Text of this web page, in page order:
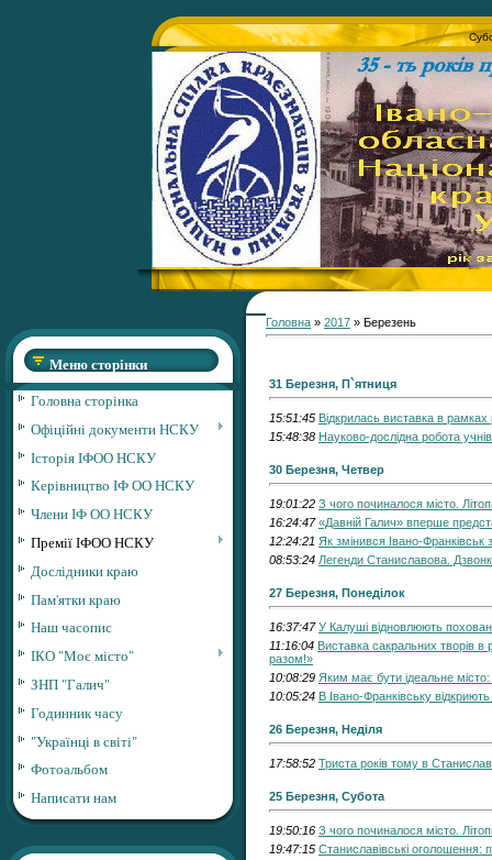
Меню сторінки
Головна сторінка
Офіційні документи НСКУ
Історія ІФОО НСКУ
Керівництво ІФ ОО НСКУ
Члени ІФ ОО НСКУ
Премії ІФОО НСКУ
Дослідники краю
Пам'ятки краю
Наш часопис
ІКО "Моє місто"
ЗНП "Галич"
Годинник часу
"Українці в світі"
Фотоальбом
Написати нам
Головна » 2017 » Березень
31 Березня, П`ятниця
15:51:45 Відкрилась виставка в
15:48:38 Науково-дослідна робота
30 Березня, Четвер
19:01:22 З чого починалося місто.
16:24:47 «Давній Галич» вперше
12:24:21 Як змінився Івано-
08:53:24 Легенди Станиславова.
27 Березня, Понеділок
16:37:47 У Калуші відновлюють
11:16:04 Виставка сакральних творів
разом!»
10:08:29 Яким має бути ідеальне місто:
10:05:24 В Івано-Франківську
26 Березня, Неділя
17:58:52 Триста років тому в
25 Березня, Субота
19:50:16 З чого починалося місто.
19:47:15 Станиславівські оголошення: